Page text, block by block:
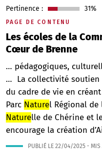
PAGE DE CONTENU
Les écoles de la
Cœur de Brenne
Pertinence : 31%
… pédagogiques,
… La collectivité soutien
du cadre de vie en
Parc Naturel Régional de
Naturelle de Chérine et
encourage la création
PUBLIÉ LE 22/04/2025 - MIS